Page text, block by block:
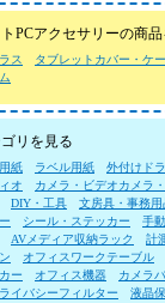
PCアクセサリーの商
ス タブレットカバー・ケ
リを見る
紙 ラベル用紙 外付けド
オ カメラ・ビデオカメラ
DIY・工具 文房具・事務用
シール・ステッカー 手
AVメディア収納ラック 計
オフィスワークテーブル
ー オフィス機器 カメラ
イバシーフィルター 液晶